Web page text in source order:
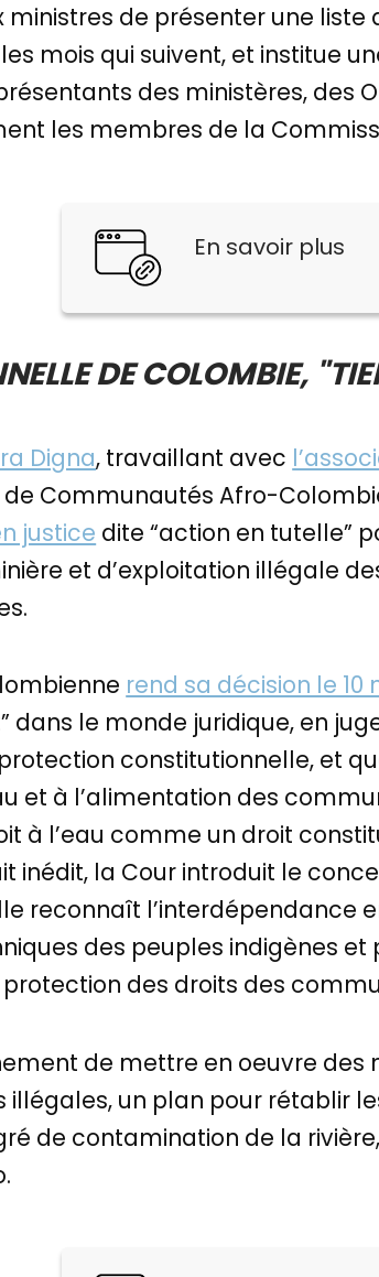
ministres de présenter une
mois qui suivent, et institue
des ministères, des
les membres de la
En savoir plus
DE COLOMBIE,
Digna, travaillant avec
Communautés Afro-
justice dite “action en tutelle”
et d’exploitation illégale
rend sa décision le 10
dans le monde juridique, en
constitutionnelle, et
et à l’alimentation des
à l’eau comme un droit
inédit, la Cour introduit le
reconnaît l’interdépendance
des peuples indigènes
des droits des
de mettre en oeuvre des
illégales, un plan pour rétablir
de contamination de la